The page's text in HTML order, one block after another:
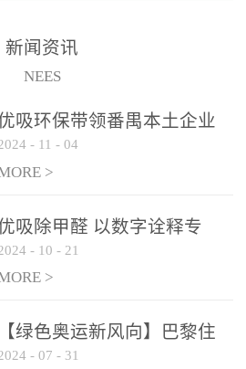
月珠
（及各出入境边防检查
新闻资讯
NEES
吸环保带领番禺本​土企业
敢破局向“新”
- 11 - 04
>
吸除甲醛 以数字诠释专
，尽显除醛品牌实力！
- 10 - 21
>
【绿色奥运新风向】巴黎住
风波：优吸环保共建健康
- 07 - 31